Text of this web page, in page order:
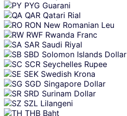
PYG Guarani
QAR Qatari Rial
RON New Romanian Leu
RWF Rwanda Franc
SAR Saudi Riyal
SBD Solomon Islands Dollar
SCR Seychelles Rupee
SEK Swedish Krona
SGD Singapore Dollar
SRD Surinam Dollar
SZL Lilangeni
THB Baht